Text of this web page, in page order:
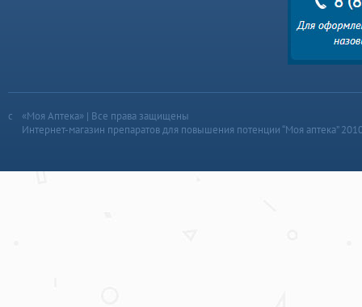
«Моя Аптека» | Все права защищены
Интернет-магазин препаратов для повышения потенции “Моя аптека”